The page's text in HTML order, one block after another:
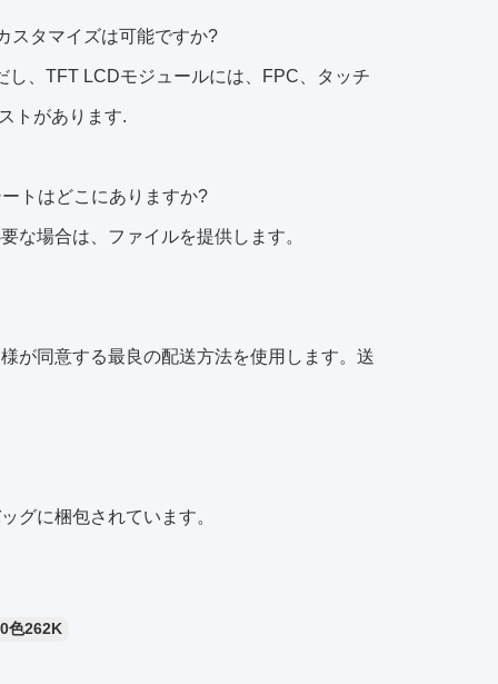
スタマイズは可能ですか?
、TFT LCDモジュールには、FPC、タッチ
トがあります.
トはどこにありますか?
な場合は、ファイルを提供します。
が同意する最良の配送方法を使用します。送
グに梱包されています。
色262K